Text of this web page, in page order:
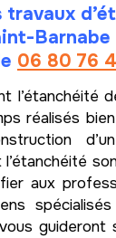
travaux
Barnabe
06 80 76
l’étanchéité
réalisés
aux
guideront